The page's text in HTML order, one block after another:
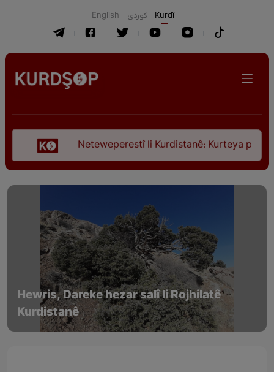
English كوردی Kurdî
Neteweperestî li Kurdistanê: Kurteya pêşveçûna
Hewris, Dareke hezar salî li Rojhilatê
Kurdistanê